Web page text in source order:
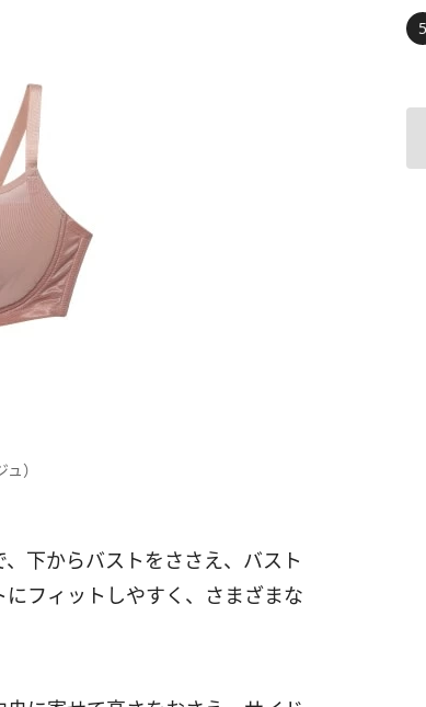
）
下からバストをささえ、バスト
フィットしやすく、さまざまな